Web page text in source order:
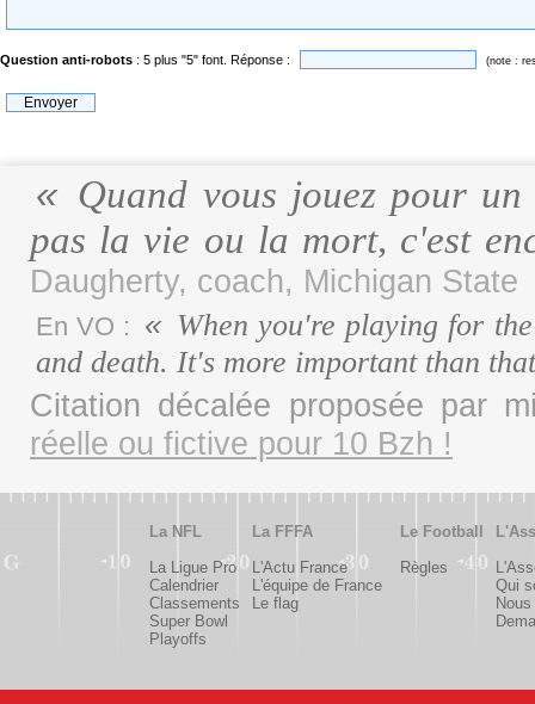
Question anti-robots : 5 plus "5" font. Réponse : (note :
Quand vous jouez pour
pas la vie ou la mort, c'est
Daugherty, coach, Michigan State
En VO :
When you're playing for
and death. It's more important than
Citation décalée proposée par
réelle ou fictive pour 10 Bzh !
La NFL
La Ligue Pro
Calendrier
Classements
Super Bowl
Playoffs
La FFFA
L'Actu France
L'équipe de France
Le flag
Le Football
Règles
Qui